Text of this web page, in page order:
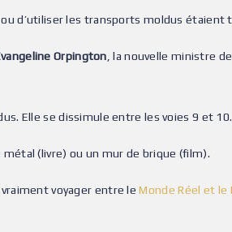
d’utiliser les transports moldus étaient
Orpington , la nouvelle ministre
Elle se dissimule entre les voies 9 et 10.
(livre) ou un mur de brique (film).
voyager entre le Monde Réel et le